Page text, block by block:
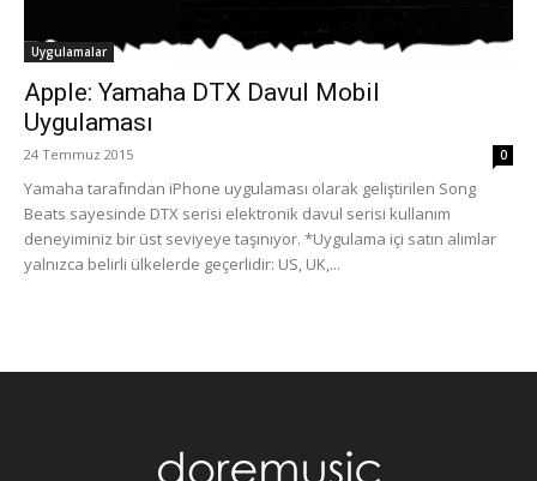
Uygulamalar
Apple: Yamaha DTX Davul Mobil
Uygulaması
24 Temmuz 2015 0
Yamaha tarafından iPhone uygulaması olarak geliştirilen Song
Beats sayesinde DTX serisi elektronik davul serisi kullanım
deneyiminiz bir üst seviyeye taşınıyor. *Uygulama içi satın alımlar
yalnızca belirli ülkelerde geçerlidir: US, UK,...